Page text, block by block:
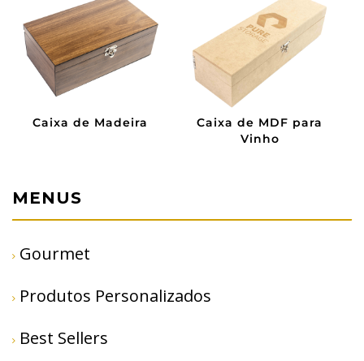
MDF para
Caixa de MDF Sacola de
MENUS
Gourmet
Produtos Personalizados
Best Sellers